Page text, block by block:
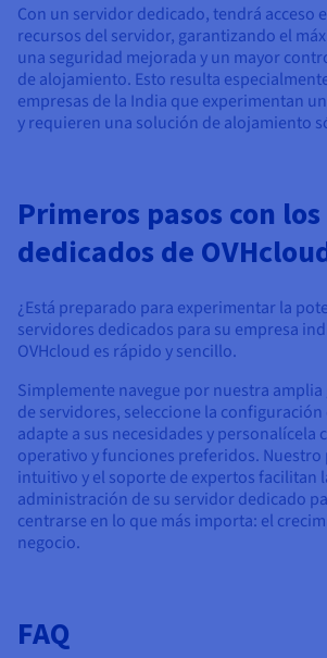
Con un servidor dedicado, tendrá acceso
recursos del servidor, garantizando el
una seguridad mejorada y un mayor
de alojamiento. Esto resulta
empresas de la India que experimentan
y requieren una solución de alojamiento
Primeros pasos con
dedicados de
¿Está preparado para experimentar la
servidores dedicados para su empresa
OVHcloud es rápido y sencillo.
Simplemente navegue por nuestra amplia
de servidores, seleccione la configuración
adapte a sus necesidades y personalícela
operativo y funciones preferidos.
intuitivo y el soporte de expertos facilitan
administración de su servidor dedicado
centrarse en lo que más importa: el
negocio.
FAQ